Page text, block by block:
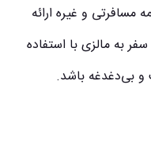
مسافرتی و غیره ارائه
به مالزی با استفاده
و بی‌دغدغه باشد.